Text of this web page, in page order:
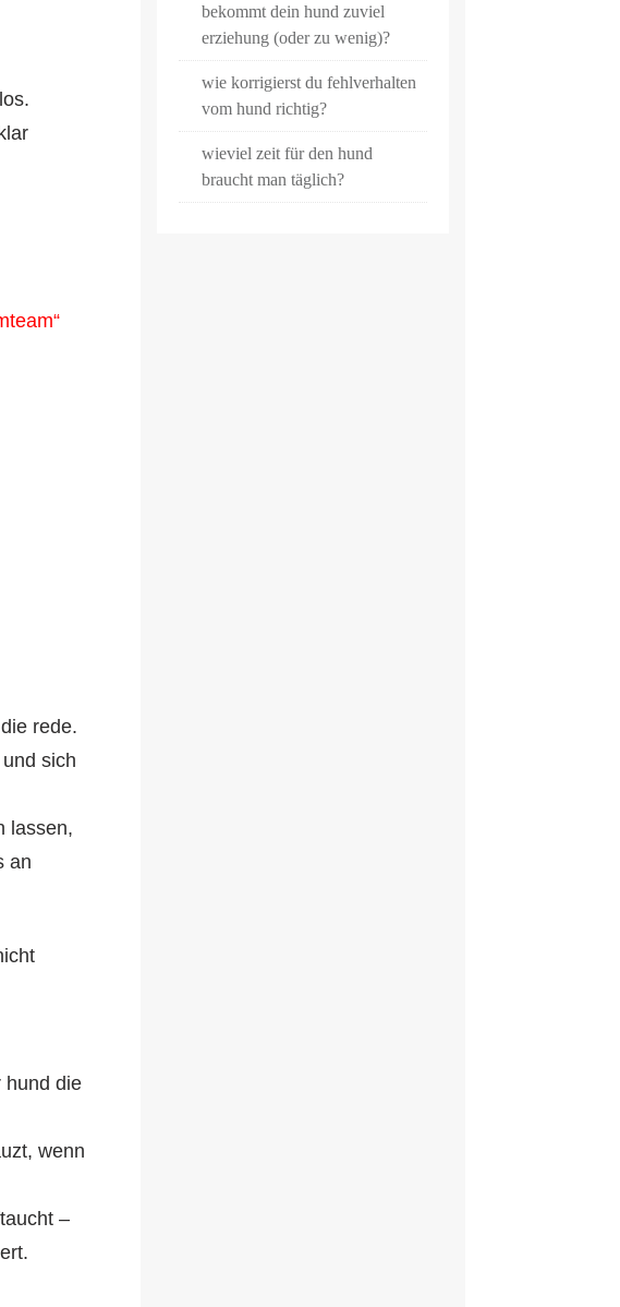
rede.
sich
lassen,
an
hund die
wenn
–
bekommt dein hund zuviel
erziehung (oder zu wenig)?
wie korrigierst du fehlverhalten
vom hund richtig?
wieviel zeit für den hund
braucht man täglich?